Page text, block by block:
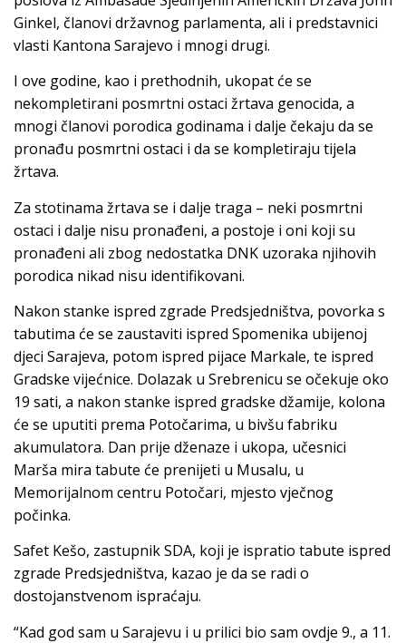
Ginkel, članovi državnog parlamenta, ali i predstavnici
vlasti Kantona Sarajevo i mnogi drugi.
I ove godine, kao i prethodnih, ukopat će se
nekompletirani posmrtni ostaci žrtava genocida, a
mnogi članovi porodica godinama i dalje čekaju da se
pronađu posmrtni ostaci i da se kompletiraju tijela
žrtava.
Za stotinama žrtava se i dalje traga – neki posmrtni
ostaci i dalje nisu pronađeni, a postoje i oni koji su
pronađeni ali zbog nedostatka DNK uzoraka njihovih
porodica nikad nisu identifikovani.
Nakon stanke ispred zgrade Predsjedništva, povorka s
tabutima će se zaustaviti ispred Spomenika ubijenoj
djeci Sarajeva, potom ispred pijace Markale, te ispred
Gradske vijećnice. Dolazak u Srebrenicu se očekuje oko
19 sati, a nakon stanke ispred gradske džamije, kolona
će se uputiti prema Potočarima, u bivšu fabriku
akumulatora. Dan prije dženaze i ukopa, učesnici
Marša mira tabute će prenijeti u Musalu, u
Memorijalnom centru Potočari, mjesto vječnog
počinka.
Safet Kešo, zastupnik SDA, koji je ispratio tabute ispred
zgrade Predsjedništva, kazao je da se radi o
dostojanstvenom ispraćaju.
“Kad god sam u Sarajevu i u prilici bio sam ovdje 9., a 11.